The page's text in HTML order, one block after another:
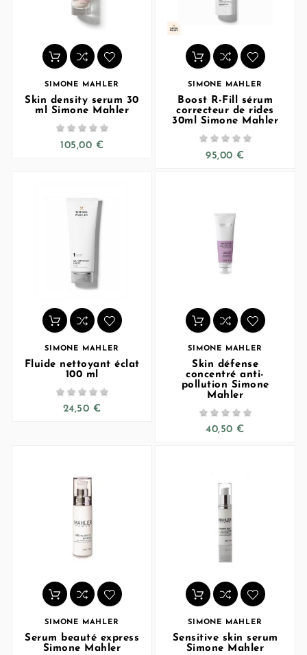
SIMONE MAHLER
Skin density serum 30
ml Simone Mahler
    
105,00 €
SIMONE MAHLER
Boost R-Fill sérum
correcteur de rides
30ml Simone Mahler
    
95,00 €
SIMONE MAHLER
Fluide nettoyant éclat
100 ml
    
24,50 €
SIMONE MAHLER
Skin défense
concentré anti-
pollution Simone
Mahler
    
40,50 €
SIMONE MAHLER
Serum beauté express
Simone Mahler
SIMONE MAHLER
Sensitive skin serum
Simone Mahler